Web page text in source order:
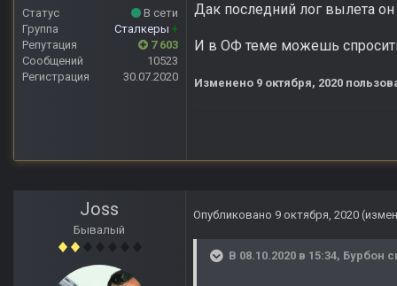
Статус
В сети
Группа
Сталкеры +
Репутация
7 603
Сообщений
10523
Регистрация
30.07.2020
Дак последний лог вылета
И в ОФ теме можешь
Изменено 9 октября, 2020
Joss
Бывалый
Опубликовано 9 октября, 2020
В 08.10.2020 в 15:34, Бурбон